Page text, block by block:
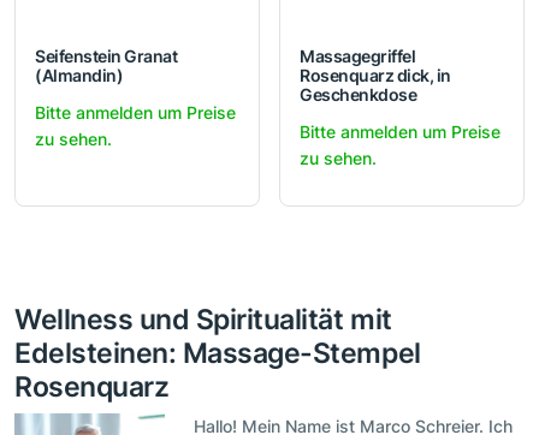
Seifenstein Granat
(Almandin)
Bitte anmelden um Preise
zu sehen.
Massagegriffel
Rosenquarz dick, in
Geschenkdose
Bitte anmelden um Preise
zu sehen.
Wellness und Spiritualität mit
Edelsteinen: Massage-Stempel
Rosenquarz
Hallo! Mein Name ist Marco Schreier. Ich